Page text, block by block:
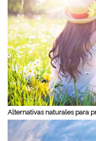
Alternativas naturales para